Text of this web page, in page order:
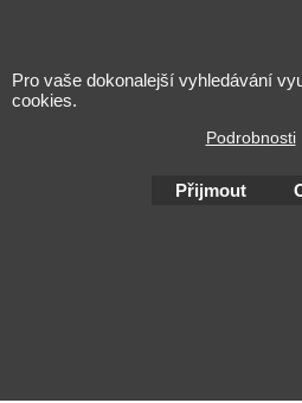
Pro vaše dokonalejší vyhledávání
cookies.
Podrobnosti
Přijmout